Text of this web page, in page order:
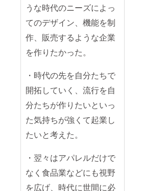
うな時代のニーズによっ
てのデザイン、機能を制
作、販売するような企業
を作りたかった。
・時代の先を自分たちで
開拓していく、流行を自
分たちが作りたいといっ
た気持ちが強くて起業し
たいと考えた。
・翌々はアパレルだけで
なく食品業などにも視野
を広げ、時代に世間に必